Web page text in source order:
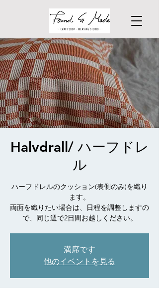
Halvdrall/ ハーフドレ
ル
ハーフドレルのクッション(表側のみ)を織り
ます。
両面を織りたい場合は、日程を調整しますの
で、同じ週で2日間お越しください。
満席です
他のイベントを見る